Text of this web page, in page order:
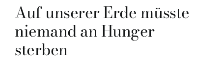
Auf unserer Erde müsste
niemand an Hunger
sterben